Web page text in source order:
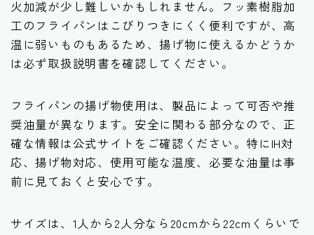
火加減が少し難しいかもしれません。フッ素樹脂加
工のフライパンはこびりつきにくく便利ですが、高
温に弱いものもあるため、揚げ物に使えるかどうか
は必ず取扱説明書を確認してください。
フライパンの揚げ物使用は、製品によって可否や推
奨油量が異なります。安全に関わる部分なので、正
確な情報は公式サイトをご確認ください。特にIH対
応、揚げ物対応、使用可能な温度、必要な油量は事
前に見ておくと安心です。
サイズは、1人から2人分なら20cmから22cmくらいで